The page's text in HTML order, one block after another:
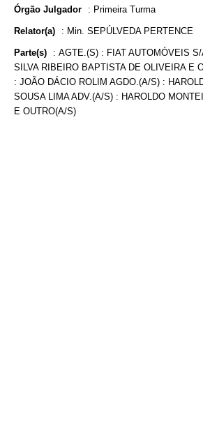
Órgão Julgador : Primeira Turma
Relator(a) : Min. SEPÚLVEDA PERTENCE
Parte(s) : AGTE.(S) : FIAT AUTOMÓVEIS
SILVA RIBEIRO BAPTISTA DE OLIVEIRA E
: JOÃO DÁCIO ROLIM AGDO.(A/S) :
SOUSA LIMA ADV.(A/S) : HAROLDO
E OUTRO(A/S)